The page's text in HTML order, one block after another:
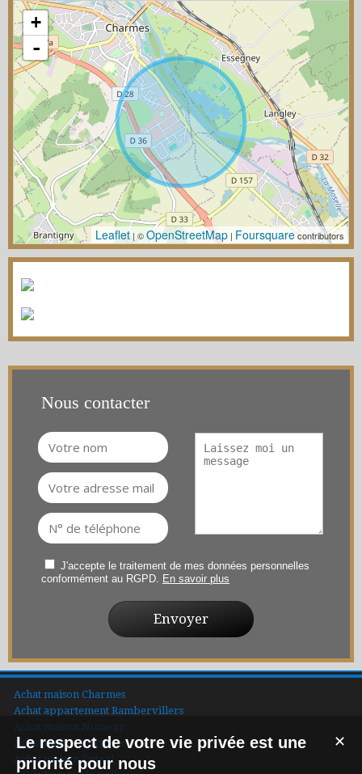
+
-
Leaflet | ©OpenStreetMap | Foursquarecontributors
Nous contacter
J'accepte le traitement de mes données personnelles
conformément au RGPD. En savoir plus
Achat maison Charmes
Achat appartement Rambervillers
Achat maison Nomexy
Achat maison Portieux
Achat maison Épinal
✕
Le respect de votre vie privée est une
priorité pour nous